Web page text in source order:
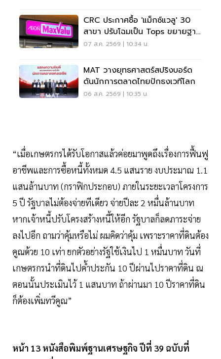
CRC ประกาศซื้อ 'แม็กซ์แวลู' 30
สาขา ปรับโฉมเป็น Tops ขยายฐาน
ลูกค้าเพิ่ม 9 แสนราย
07 ส.ค. 2569 | 10:34 น.
MAT วางยุทธศาสตร์สปริงบอร์ด
ดันนักการตลาดไทยปักธงเวทีโลก
06 ส.ค. 2569 | 10:35 น.
“เมื่อเกษตรกรได้รับโอกาสแล้วค่อยมาพูดถึงเรื่องการฟื้นฟู
อาชีพและการซื้อหนี้ทั้งหมด 4.5 แสนราย งบประมาณ 1.1
แสนล้านบาท (กราฟิกประกอบ) ภายในระยะเวลาโครงการ
5 ปี รัฐบาลไม่ต้องจ่ายทีเดียว จ่ายปีละ 2 หมื่นล้านบาท
หากเจ้าหนี้ปรับโครงสร้างหนี้ให้อีก รัฐบาลก็ลดภาระจ่าย
ลงไปอีก ถามว่าคุ้มหรือไม่ ผมคิดว่าคุ้ม เพราะราคาที่ดินต้อง
คูณด้วย 10 เท่า ยกตัวอย่างรัฐใช้เงินไป 1 หมื่นบาท วันที่
เกษตรกรนำที่ดินไปคํ้าประกัน 10 ปีผ่านไปราคาที่ดิน ณ
ตอนนั้นประเมินไว้ 1 แสนบาท ถ้าผ่านมา 10 ปีราคาที่ดิน
ก็ต้องเพิ่มทวีคูณ”
หน้า 13 หนังสือพิมพ์ฐานเศรษฐกิจ ปีที่ 39 ฉบับที่